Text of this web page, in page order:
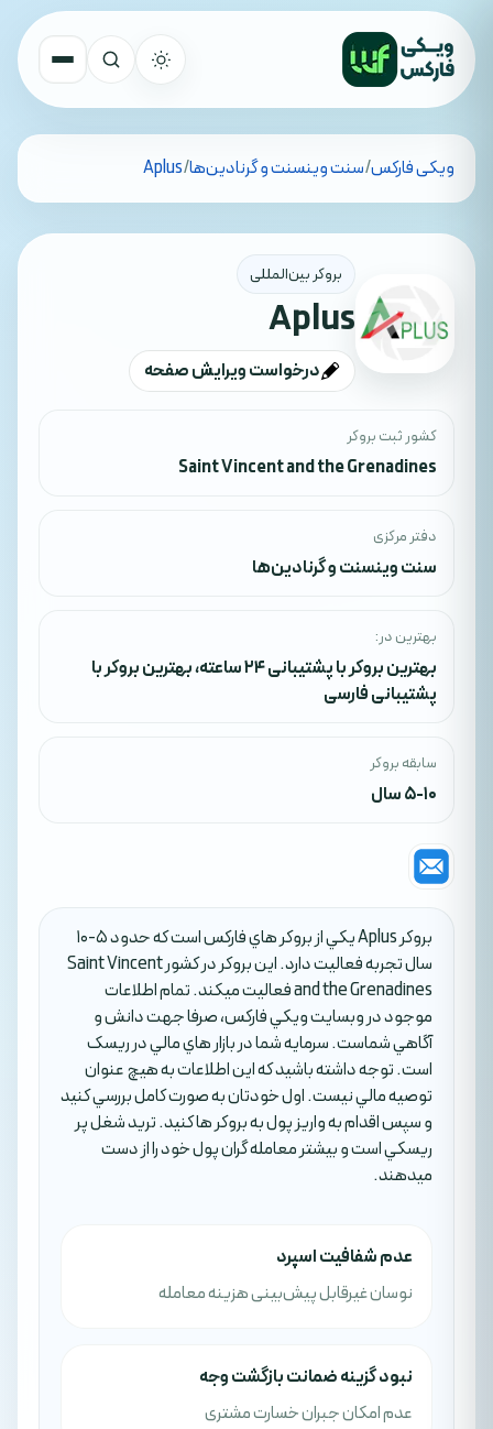
تمام کشورهاویکی فارکس/سنت وینسنت و گرنادین‌ها/
Aplus
بروکر بین‌المللی
Aplus
درخواست ویرایش صفحه
کشور ثبت بروکر
Saint Vincent and the Grenadines
دفتر مرکزی
سنت وینسنت و گرنادین‌ها
بهترین در:
بهترین بروکر با پشتیبانی ۲۴ ساعته ،بهترین بروکر با
پشتیبانی فارسی
سابقه بروکر
5-10 سال
بروکر Aplus يکي از بروکر هاي فارکس است که حدود 5-10
سال تجربه فعاليت دارد. اين بروکر در کشور Saint Vincent
and the Grenadines فعاليت ميکند. تمام اطلاعات
موجود در وبسايت ويکي فارکس، صرفا جهت دانش و
آگاهي شماست. سرمايه شما در بازار هاي مالي در ريسک
است. توجه داشته باشيد که اين اطلاعات به هيچ عنوان
توصيه مالي نيست. اول خودتان به صورت کامل بررسي کنيد
و سپس اقدام به واريز پول به بروکر ها کنيد. تريد شغل پر
ريسکي است و بيشتر معامله گران پول خود را از دست
ميدهند.
عدم شفافیت اسپرد
نوسان غیرقابل پیش‌بینی هزینه معامله
نبود گزینه ضمانت بازگشت وجه
عدم امکان جبران خسارت مشتری